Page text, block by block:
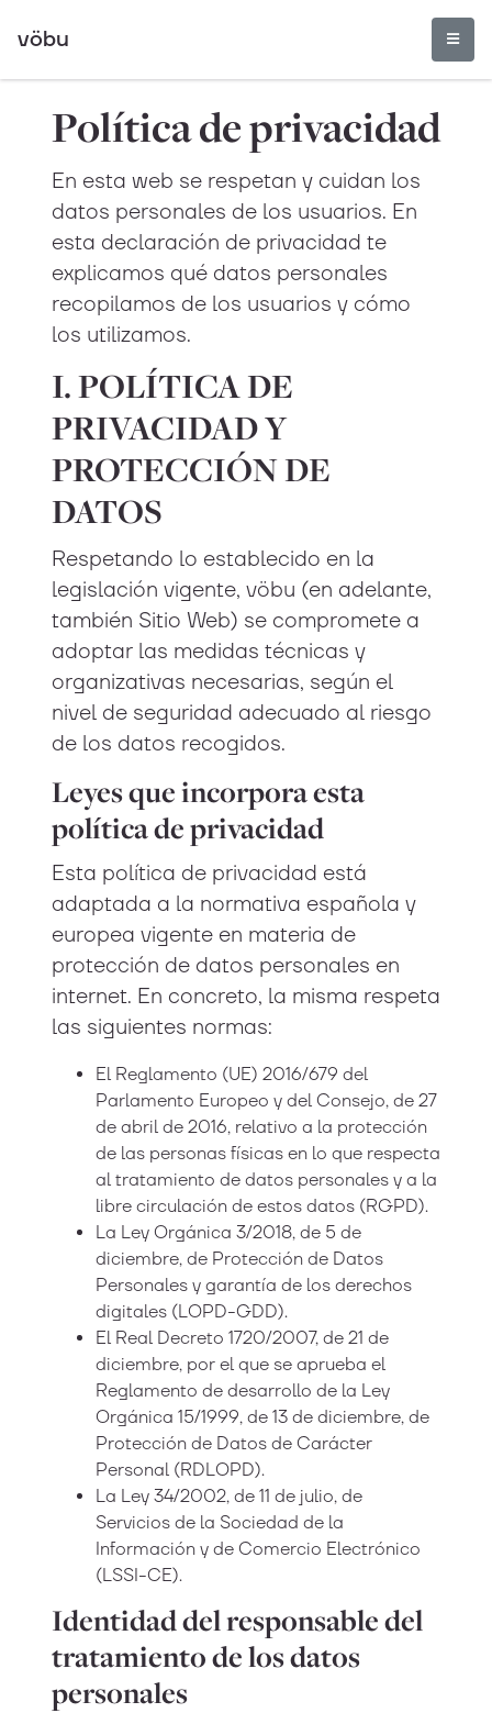
vöbu
Política de privacidad
En esta web se respetan y cuidan los
datos personales de los usuarios. En
esta declaración de privacidad te
explicamos qué datos personales
recopilamos de los usuarios y cómo
los utilizamos.
I. POLÍTICA DE
PRIVACIDAD Y
PROTECCIÓN DE
DATOS
Respetando lo establecido en la
legislación vigente, vöbu (en adelante,
también Sitio Web) se compromete a
adoptar las medidas técnicas y
organizativas necesarias, según el
nivel de seguridad adecuado al riesgo
de los datos recogidos.
Leyes que incorpora esta
política de privacidad
Esta política de privacidad está
adaptada a la normativa española y
europea vigente en materia de
protección de datos personales en
internet. En concreto, la misma respeta
las siguientes normas:
El Reglamento (UE) 2016/679 del
Parlamento Europeo y del Consejo, de 27
de abril de 2016, relativo a la protección
de las personas físicas en lo que respecta
al tratamiento de datos personales y a la
libre circulación de estos datos (RGPD).
La Ley Orgánica 3/2018, de 5 de
diciembre, de Protección de Datos
Personales y garantía de los derechos
digitales (LOPD-GDD).
El Real Decreto 1720/2007, de 21 de
diciembre, por el que se aprueba el
Reglamento de desarrollo de la Ley
Orgánica 15/1999, de 13 de diciembre, de
Protección de Datos de Carácter
Personal (RDLOPD).
La Ley 34/2002, de 11 de julio, de
Servicios de la Sociedad de la
Información y de Comercio Electrónico
(LSSI-CE).
Identidad del responsable del
tratamiento de los datos
personales